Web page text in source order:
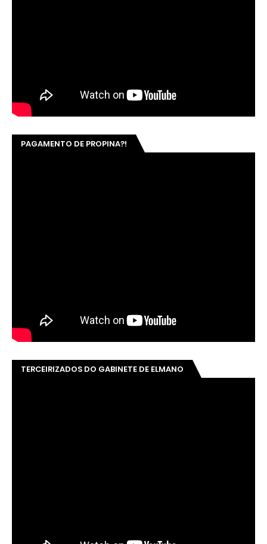
PAGAMENTO DE PROPINA?!
TERCEIRIZADOS DO GABINETE DE ELMANO